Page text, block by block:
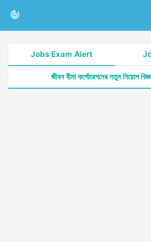
Jobs Exam Alert
জীবন বীমা কর্পোরেশনের নতুন নিয়োগ